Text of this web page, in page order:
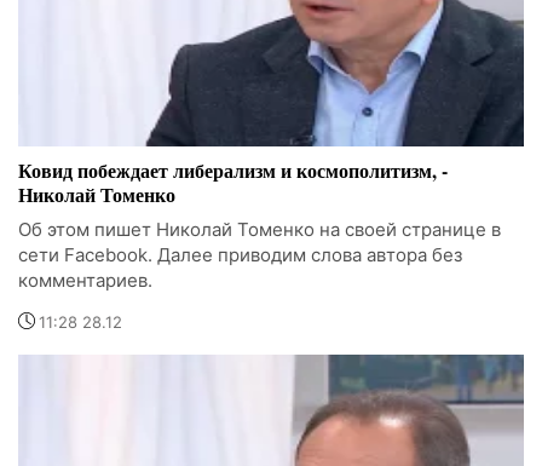
Ковид побеждает либерализм и космополитизм, -
Николай Томенко
Об этом пишет Николай Томенко на своей странице в
сети Facebook. Далее приводим слова автора без
комментариев.
11:28 28.12